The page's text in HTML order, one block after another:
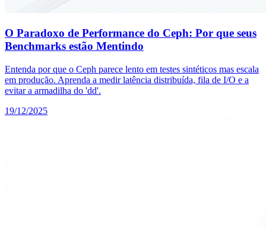
O Paradoxo de Performance do Ceph: Por que seus
Benchmarks estão Mentindo
Entenda por que o Ceph parece lento em testes sintéticos mas escala
em produção. Aprenda a medir latência distribuída, fila de I/O e a
evitar a armadilha do 'dd'.
19/12/2025